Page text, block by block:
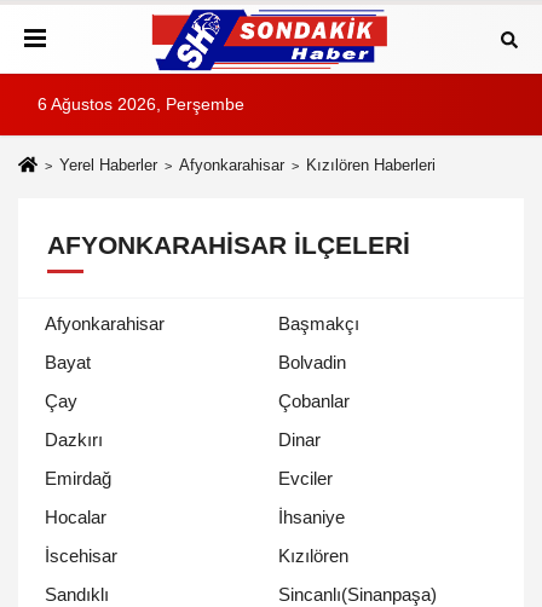
6 Ağustos 2026, Perşembe
Yerel Haberler Afyonkarahisar Kızılören Haberleri
AFYONKARAHISAR İLÇELERI
Afyonkarahisar
Başmakçı
Bayat
Bolvadin
Çay
Çobanlar
Dazkırı
Dinar
Emirdağ
Evciler
Hocalar
İhsaniye
İscehisar
Kızılören
Sandıklı
Sincanlı(Sinanpaşa)